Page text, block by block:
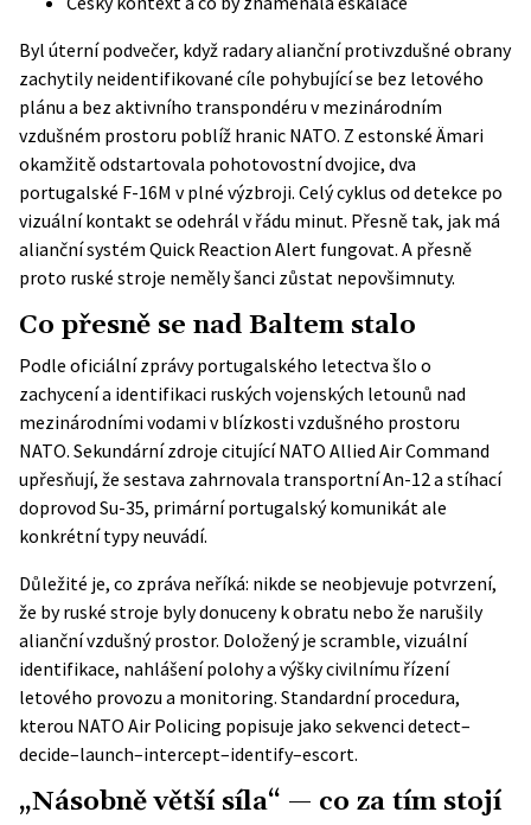
Byl úterní podvečer, když radary alianční protivzdušné obrany
zachytily neidentifikované cíle pohybující se bez letového
plánu a bez aktivního transpondéru v mezinárodním
vzdušném prostoru poblíž hranic NATO. Z estonské Ämari
okamžitě odstartovala pohotovostní dvojice, dva
portugalské F-16M v plné výzbroji. Celý cyklus od detekce po
vizuální kontakt se odehrál v řádu minut. Přesně tak, jak má
alianční systém Quick Reaction Alert fungovat. A přesně
proto ruské stroje neměly šanci zůstat nepovšimnuty.
Co přesně se nad Baltem stalo
Podle oficiální zprávy portugalského letectva šlo o
zachycení a identifikaci ruských vojenských letounů nad
mezinárodními vodami v blízkosti vzdušného prostoru
NATO. Sekundární zdroje citující NATO Allied Air Command
upřesňují, že sestava zahrnovala transportní An-12 a stíhací
doprovod Su-35, primární portugalský komunikát ale
konkrétní typy neuvádí.
Důležité je, co zpráva neříká: nikde se neobjevuje potvrzení,
že by ruské stroje byly donuceny k obratu nebo že narušily
alianční vzdušný prostor. Doložený je scramble, vizuální
identifikace, nahlášení polohy a výšky civilnímu řízení
letového provozu a monitoring. Standardní procedura,
kterou NATO Air Policing popisuje jako sekvenci detect–
decide–launch–intercept–identify–escort.
„Násobně větší síla“ — co za tím stojí